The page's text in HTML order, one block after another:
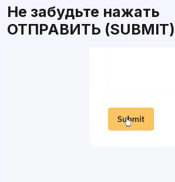
Не забудьте нажать
ОТПРАВИТЬ (SUBMIT)